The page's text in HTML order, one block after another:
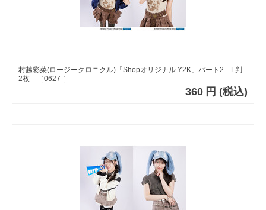
村越彩菜(ロージークロニクル)「Shopオリジナル Y2K」パート2 L判
2枚 ［0627-］
360 円 (税込)